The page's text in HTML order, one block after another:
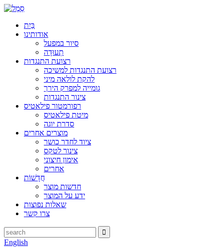
בַּיִת
אודותינו
סיור במפעל
תְעוּדָה
רצועת התנגדות
רצועת התנגדות למשיכה
להקת לולאה מיני
גומייה למפרק הירך
צינור התנגדות
רפורמטור פילאטיס
מיטת פילאטיס
סדרת יוגה
מוצרים אחרים
ציוד לחדר כושר
צינור לטקס
אימון חיצוני
אחרים
חֲדָשׁוֹת
חדשות מוצר
ידע על המוצר
שאלות נפוצות
צרו קשר
English